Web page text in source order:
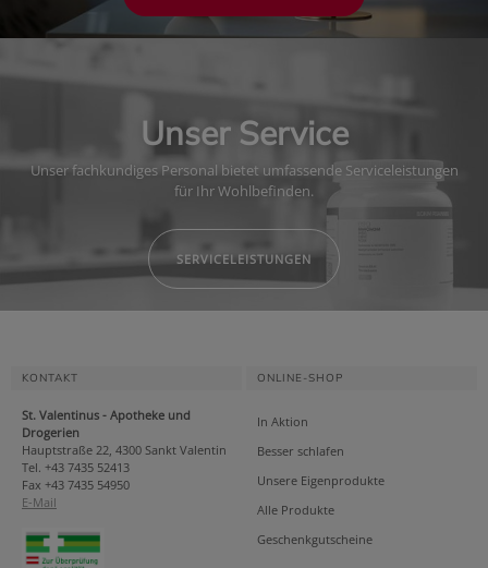
Unser Service
Unser fachkundiges Personal bietet umfassende Serviceleistungen
für Ihr Wohlbefinden.
SERVICELEISTUNGEN
KONTAKT
St. Valentinus - Apotheke und
Drogerien
Hauptstraße 22, 4300 Sankt Valentin
Tel. +43 7435 52413
Fax +43 7435 54950
E-Mail
ONLINE-SHOP
In Aktion
Besser schlafen
Unsere Eigenprodukte
Alle Produkte
Geschenkgutscheine